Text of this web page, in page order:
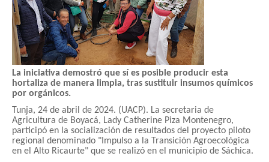
La iniciativa demostró que sí es posible producir esta
hortaliza de manera limpia, tras sustituir insumos químicos
por orgánicos.
Tunja, 24 de abril de 2024. (UACP). La secretaria de
Agricultura de Boyacá, Lady Catherine Piza Montenegro,
participó en la socialización de resultados del proyecto piloto
regional denominado "Impulso a la Transición Agroecológica
en el Alto Ricaurte" que se realizó en el municipio de Sáchica.